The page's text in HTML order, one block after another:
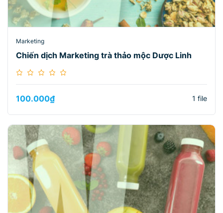
Marketing
Chiến dịch Marketing trà thảo mộc Dược Linh
100.000₫ 1 file